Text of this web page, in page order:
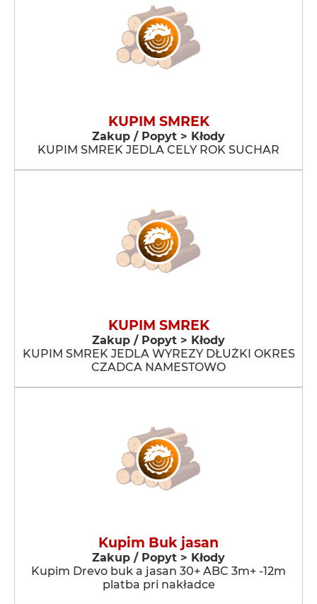
KUPIM SMREK
Zakup / Popyt > Kłody
KUPIM SMREK JEDLA CELY ROK SUCHAR
KUPIM SMREK
Zakup / Popyt > Kłody
KUPIM SMREK JEDLA WYREZY DŁUŻKI OKRES
CZADCA NAMESTOWO
Kupim Buk jasan
Zakup / Popyt > Kłody
Kupim Drevo buk a jasan 30+ ABC 3m+ -12m
platba pri nakładce